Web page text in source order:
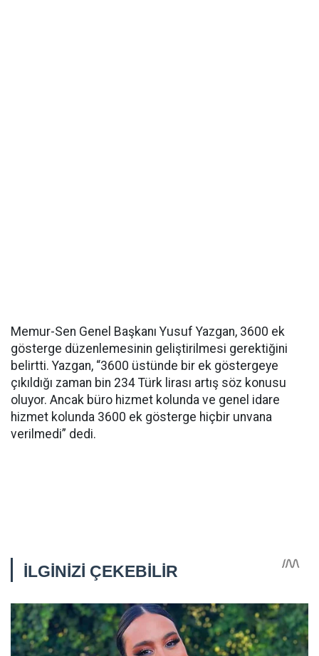
Memur-Sen Genel Başkanı Yusuf Yazgan, 3600 ek
gösterge düzenlemesinin geliştirilmesi gerektiğini
belirtti. Yazgan, “3600 üstünde bir ek göstergeye
çıkıldığı zaman bin 234 Türk lirası artış söz konusu
oluyor. Ancak büro hizmet kolunda ve genel idare
hizmet kolunda 3600 ek gösterge hiçbir unvana
verilmedi” dedi.